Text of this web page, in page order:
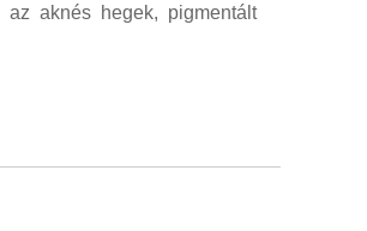
az aknés hegek, pigmentált